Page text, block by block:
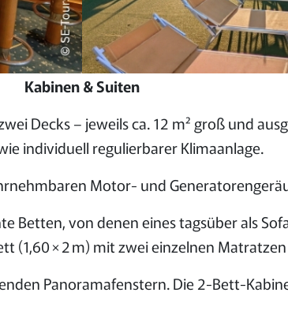
Kabinen & Suiten
Decks – jeweils ca. 12 m² groß und
individuell regulierbarer Klimaanlage.
Motor- und
Betten, von denen eines tagsüber als
(1,60 × 2 m) mit zwei einzelnen
Panoramafenstern. Die 2-Bett-